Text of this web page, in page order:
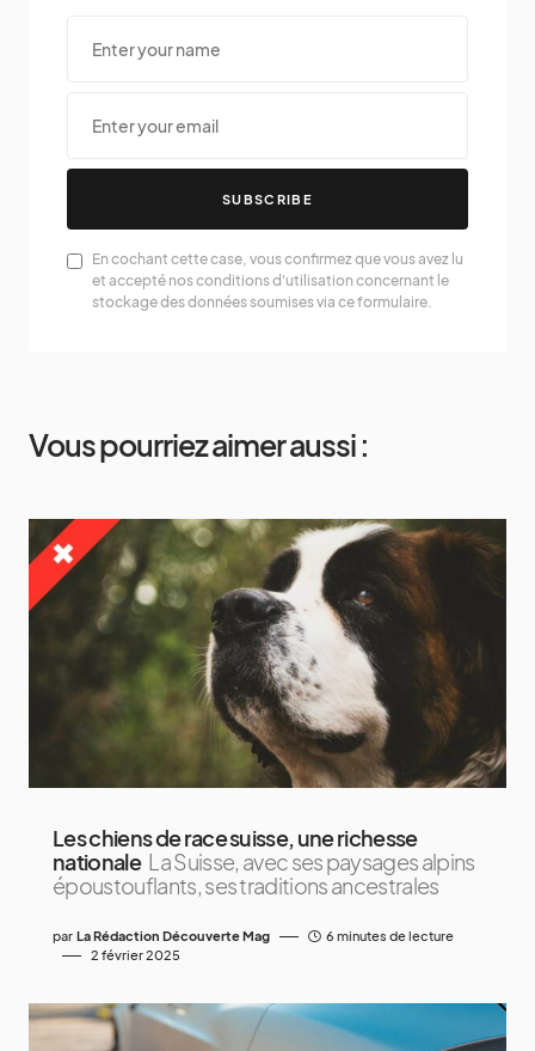
SUBSCRIBE
En cochant cette case, vous confirmez que vous avez lu
et accepté nos conditions d'utilisation concernant le
stockage des données soumises via ce formulaire.
Vous pourriez aimer aussi :
Les chiens de race suisse, une richesse
nationale La Suisse, avec ses paysages alpins
époustouflants, ses traditions ancestrales
par La Rédaction Découverte Mag
6 minutes de lecture
2 février 2025